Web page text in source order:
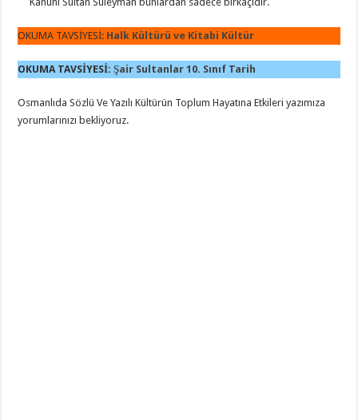
OKUMA TAVSİYESİ: Halk Kültürü ve Kitabi Kültür
OKUMA TAVSİYESİ:Şair Sultanlar 10. Sınıf Tarih
Osmanlıda Sözlü Ve Yazılı Kültürün Toplum Hayatına Etkileri yazımıza
yorumlarınızı bekliyoruz.